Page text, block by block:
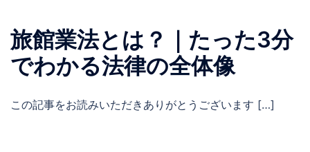
旅館業法とは？｜たった3分
でわかる法律の全体像
この記事をお読みいただきありがとうございます […]